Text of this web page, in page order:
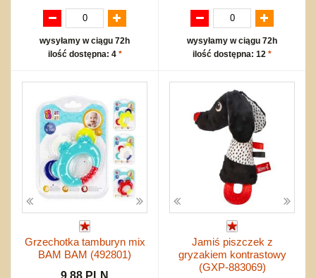
wysyłamy w ciągu 72h
ilość dostępna: 4 *
wysyłamy w ciągu 72h
ilość dostępna: 12 *
Grzechotka tamburyn mix
BAM BAM (492801)
9.88 PLN
Jamiś piszczek z
gryzakiem kontrastowy
(GXP-883069)